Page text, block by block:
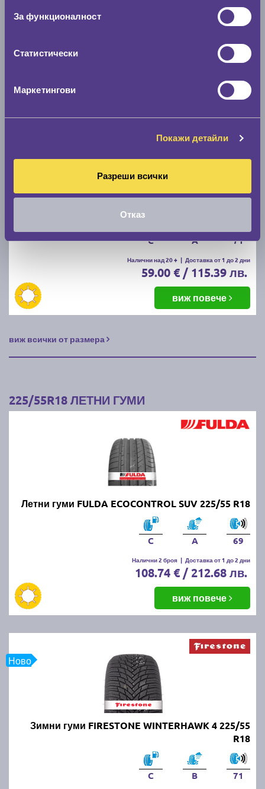
За функционалност
Статистически
Маркетингови
Покажи детайли
Разреши всички
Отказ
71
63.49 € / 124.18 лв.
C A 71
Налични над 20 + | Доставка от 1 до 2 дни
59.00 € / 115.39 лв.
виж повече
виж всички от размера
225/55R18 ЛЕТНИ ГУМИ
Летни гуми FULDA ECOCONTROL SUV 225/55 R18
C A 69
Налични 2 броя | Доставка от 1 до 2 дни
108.74 € / 212.68 лв.
виж повече
Ново
Зимни гуми FIRESTONE WINTERHAWK 4 225/55
R18
C B 71